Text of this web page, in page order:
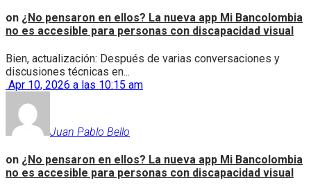
on ¿No pensaron en ellos? La nueva app Mi Bancolombia
no es accesible para personas con discapacidad visual
Bien, actualización: Después de varias conversaciones y
discusiones técnicas en...
Apr 10, 2026 a las 10:15 am
Juan Pablo Bello
on ¿No pensaron en ellos? La nueva app Mi Bancolombia
no es accesible para personas con discapacidad visual